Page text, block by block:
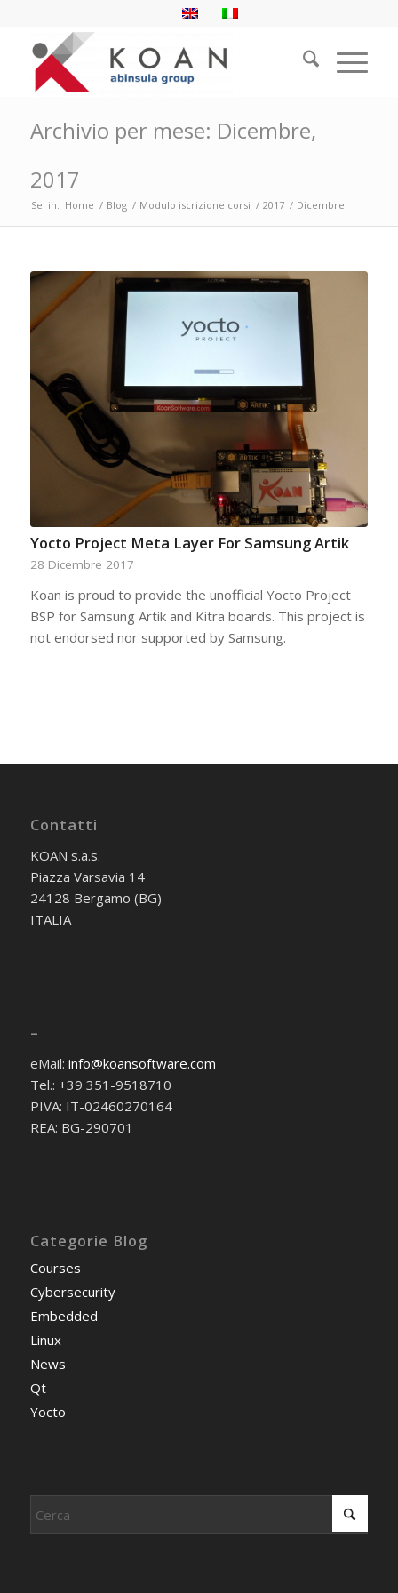
Archivio per mese: Dicembre,
2017
Sei in: Home / Blog / Modulo iscrizione corsi / 2017 / Dicembre
Yocto Project Meta Layer For Samsung Artik
28 Dicembre 2017
Koan is proud to provide the unofficial Yocto Project
BSP for Samsung Artik and Kitra boards. This project is
not endorsed nor supported by Samsung.
Contatti
KOAN s.a.s.
Piazza Varsavia 14
24128 Bergamo (BG)
ITALIA
–
eMail: info@koansoftware.com
Tel.: +39 351-9518710
PIVA: IT-02460270164
REA: BG-290701
Categorie Blog
Courses
Cybersecurity
Embedded
Linux
News
Qt
Yocto